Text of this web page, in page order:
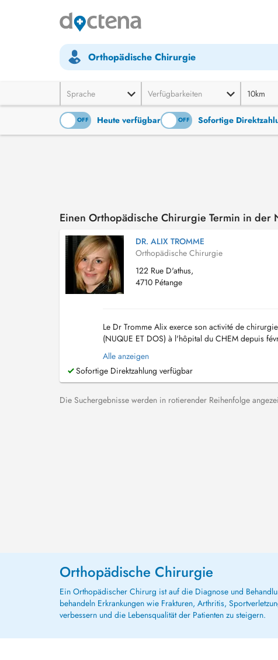
Orthopädische Chirurgie
Sprache Verfügbarkeiten 10km
OFF Heute verfügbar
ON OFF Sofortige
Einen Orthopädische Chirurgie Termin in der
DR. ALIX TROMME
Orthopädische Chirurgie
122 Rue D'athus,
4710 Pétange
Le Dr Tromme Alix exerce son activité de
(NUQUE ET DOS) à l'hôpital du CHEM depuis
joignable au cabinet à Pétange du lundi au jeudi
Alle anzeigen
Sofortige Direktzahlung verfügbar
Die Suchergebnisse werden in rotierender Reihenfolge
Orthopädische Chirurgie
Ein Orthopädischer Chirurg ist auf die Diagnose und
behandeln Erkrankungen wie Frakturen, Arthritis,
verbessern und die Lebensqualität der Patienten zu steigern.